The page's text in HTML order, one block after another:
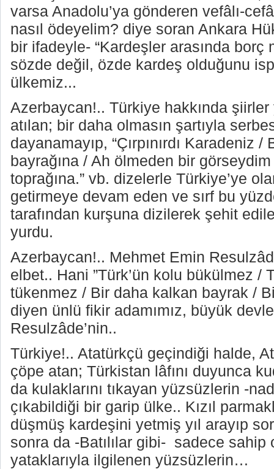
varsa Anadolu’ya gönderen vefâlı-
nasıl ödeyelim? diye soran Ankara
bir ifadeyle- “Kardeşler arasında borç
sözde değil, özde kardeş olduğunu
ülkemiz...
Azerbaycan!.. Türkiye hakkında şiirler
atılan; bir daha olmasın şartıyla
dayanamayıp, “Çırpınırdı Karadeniz /
bayrağına / Ah ölmeden bir
toprağına.” vb. dizelerle Türkiye’ye
getirmeye devam eden ve sırf bu
tarafından kurşuna dizilerek şehit
yurdu.
Azerbaycan!.. Mehmet Emin
elbet.. Hani ”Türk’ün kolu bükülmez /
tükenmez / Bir daha kalkan bayrak /
diyen ünlü fikir adamımız, büyük
Resulzâde’nin..
Türkiye!.. Atatürkçü geçindiği halde,
çöpe atan; Türkistan lâfını duyunca
da kulaklarını tıkayan yüzsüzlerin -
çıkabildiği bir garip ülke.. Kızıl
düşmüş kardeşini yetmiş yıl arayıp
sonra da -Batılılar gibi- sadece sahip
yataklarıyla ilgilenen yüzsüzlerin…